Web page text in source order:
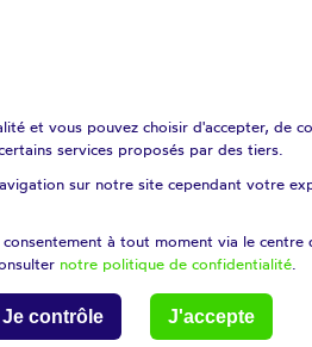
Saint-chamas
Saint-martin-de-crau
Salon-de-provence
Simiane-collongue
Velaux
Verquières
et vous pouvez choisir d'accepter, de
services proposés par des tiers.
sur notre site cependant votre
à tout moment via le centre
notre politique de confidentialité
Je contrôle J'accepte